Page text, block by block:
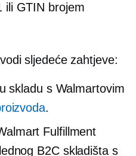
ili GTIN brojem
sljedeće zahtjeve:
skladu s Walmartovim
.
Fulfillment
B2C skladišta s